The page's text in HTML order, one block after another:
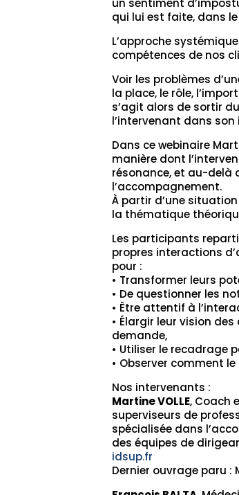
un sentiment
qui lui est faite, dans
L’approche
compétences de nos
Voir les problèmes
la place, le rôle,
s’agit alors de sortir
l’intervenant dans
Dans ce webinaire
manière dont
résonance, et au-delà
l’accompagnement.
À partir d’une
la thématique
Les participants
propres interactions
pour :
• Transformer leurs
• De questionner les
• Être attentif à
• Élargir leur vision
demande,
• Utiliser le recadrage
• Observer comment
Nos intervenants :
Martine VOLLE, Coach
superviseurs de
spécialisée dans
des équipes de
idsup.fr
Dernier ouvrage paru :